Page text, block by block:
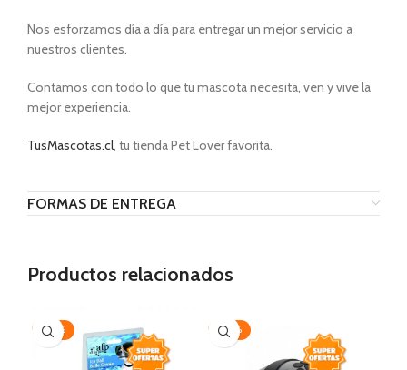
Nos esforzamos día a día para entregar un mejor servicio a
nuestros clientes.
Contamos con todo lo que tu mascota necesita, ven y vive la
mejor experiencia.
TusMascotas.cl, tu tienda Pet Lover favorita.
FORMAS DE ENTREGA
Productos relacionados
-20% -30%